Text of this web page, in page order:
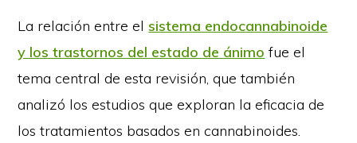
La relación entre elsistema endocannabinoide
y los trastornos del estado de ánimo fue el
tema central de esta revisión, que también
analizó los estudios que exploran la eficacia de
los tratamientos basados en cannabinoides.